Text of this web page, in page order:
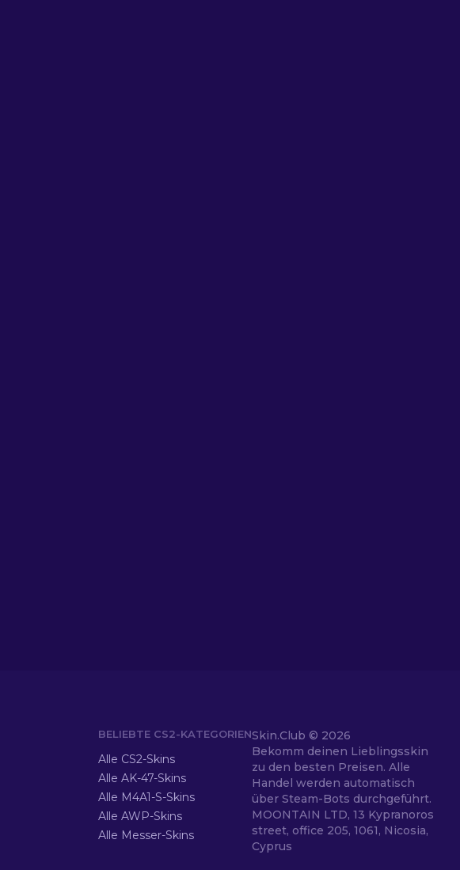
BELIEBTE CS2-KATEGORIEN
Alle CS2-Skins
Alle AK-47-Skins
Alle M4A1-S-Skins
Alle AWP-Skins
Alle Messer-Skins
Skin.Club © 2026
Bekomm deinen Lieblingsskin
zu den besten Preisen. Alle
Handel werden automatisch
über Steam-Bots durchgeführt.
MOONTAIN LTD, 13 Kypranoros
street, office 205, 1061, Nicosia,
Cyprus